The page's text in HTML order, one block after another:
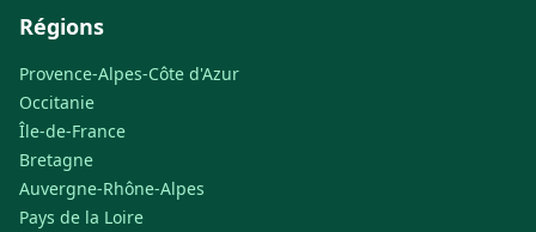
Régions
Provence-Alpes-Côte d'Azur
Occitanie
Île-de-France
Bretagne
Auvergne-Rhône-Alpes
Pays de la Loire